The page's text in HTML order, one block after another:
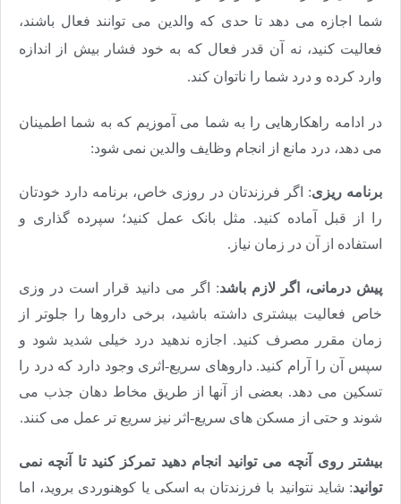
شما اجازه می دهد تا حدی که والدین می توانند فعال باشند،
فعالیت کنید، نه آن قدر فعال که به خود فشار بیش از اندازه
وارد کرده و درد شما را ناتوان کند.
در ادامه راهکارهایی را به شما می آموزیم که به شما اطمینان
می دهد، درد مانع از انجام وظایف والدین نمی شود:
برنامه ریزی: اگر فرزندتان در روزی خاص، برنامه دارد خودتان
را از قبل آماده کنید. مثل بانک عمل کنید؛ سپرده گذاری و
استفاده از آن در زمان نیاز.
پیش درمانی، اگر لازم باشد: اگر می دانید قرار است در وزی
خاص فعالیت بیشتری داشته باشید، برخی داروها را جلوتر از
زمان مقرر مصرف کنید. اجازه ندهید درد خیلی شدید شود و
سپس آن را آرام کنید. داروهای سریع-اثری وجود دارد که درد را
تسکین می دهد. بعضی از آنها از طریق مخاط دهان جذب می
شوند و حتی از مسکن های سریع-اثر نیز سریع تر عمل می کنند.
بیشتر روی آنچه می توانید انجام دهید تمرکز کنید تا آنچه نمی
توانید: شاید نتوانید با فرزندتان به اسکی یا کوهنوردی بروید، اما